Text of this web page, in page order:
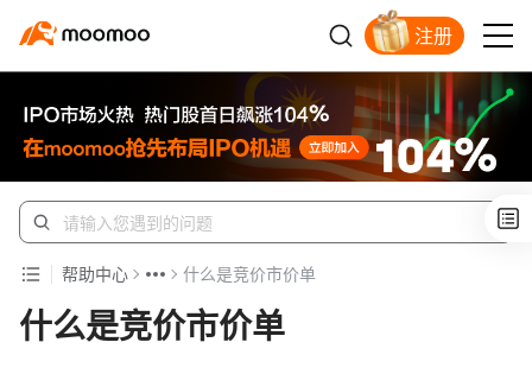
注册
帮助中心 什么是竞价市价单
什么是竞价市价单